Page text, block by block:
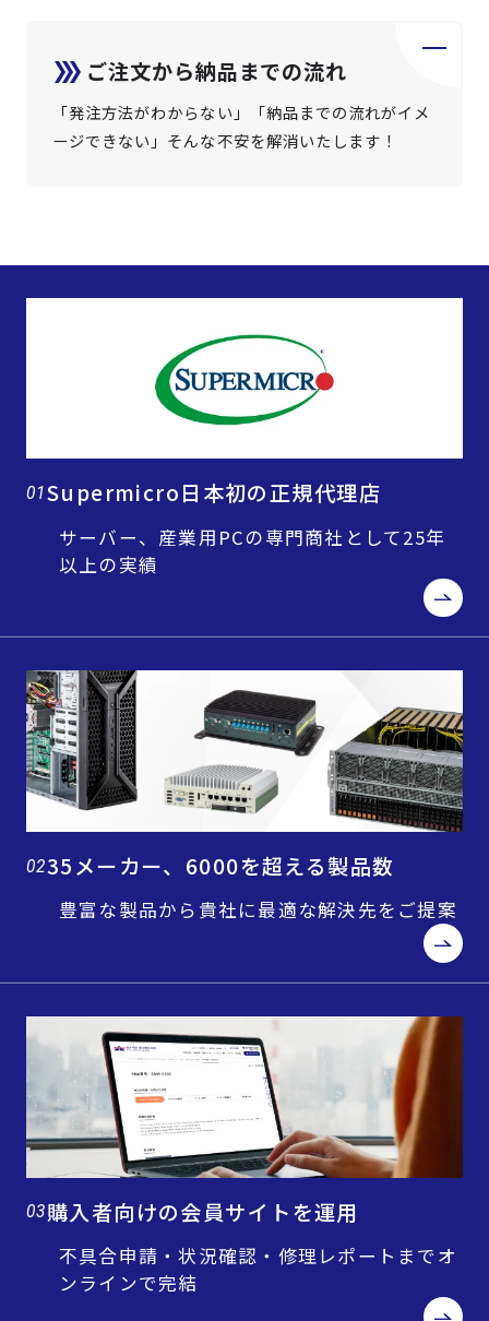
ご注文から納品までの流れ
「発注方法がわからない」「納品までの流れがイメ
ージできない」そんな不安を解消いたします！
01Supermicro日本初の正規代理店
サーバー、産業用PCの専門商社として25年
以上の実績
0235メーカー、6000を超える製品数
豊富な製品から貴社に最適な解決先をご提案
03購入者向けの会員サイトを運用
不具合申請・状況確認・修理レポートまでオ
ンラインで完結